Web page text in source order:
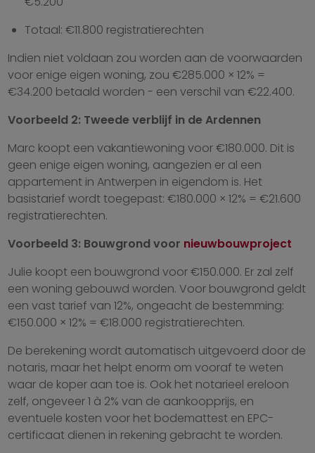
Totaal: €11.800 registratierechten
Indien niet voldaan zou worden aan de voorwaarden
voor enige eigen woning, zou €285.000 × 12% =
€34.200 betaald worden - een verschil van €22.400.
Voorbeeld 2: Tweede verblijf in de Ardennen
Marc koopt een vakantiewoning voor €180.000. Dit is
geen enige eigen woning, aangezien er al een
appartement in Antwerpen in eigendom is. Het
basistarief wordt toegepast: €180.000 × 12% = €21.600
registratierechten.
Voorbeeld 3: Bouwgrond voor nieuwbouwproject
Julie koopt een bouwgrond voor €150.000. Er zal zelf
een woning gebouwd worden. Voor bouwgrond geldt
een vast tarief van 12%, ongeacht de bestemming:
€150.000 × 12% = €18.000 registratierechten.
De berekening wordt automatisch uitgevoerd door de
notaris, maar het helpt enorm om vooraf te weten
waar de koper aan toe is. Ook het notarieel ereloon
zelf, ongeveer 1 à 2% van de aankoopprijs, en
eventuele kosten voor het bodemattest en EPC-
certificaat dienen in rekening gebracht te worden.